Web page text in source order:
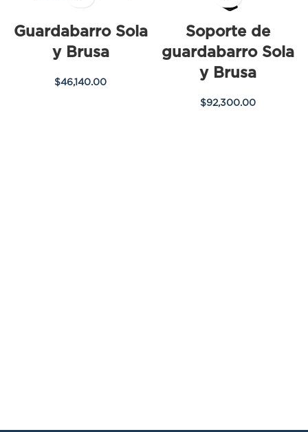
Guardabarro Sola
y Brusa
$46,140.00
Soporte de
guardabarro Sola
y Brusa
$92,300.00